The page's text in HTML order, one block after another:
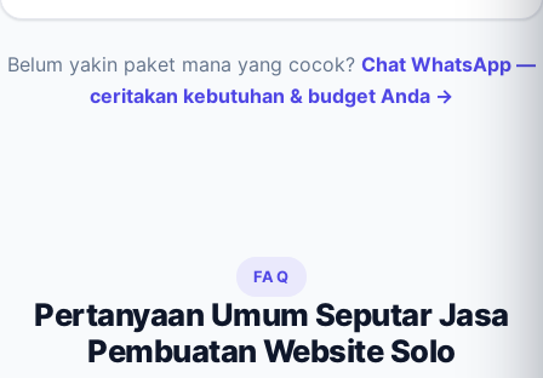
Belum yakin paket mana yang cocok? Chat WhatsApp —
ceritakan kebutuhan & budget Anda →
FAQ
Pertanyaan Umum Seputar Jasa
Pembuatan Website Solo